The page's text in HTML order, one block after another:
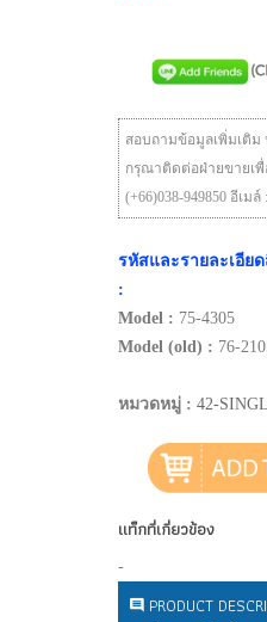
สอบถามข้อมูลเพิ่มเติ
กรุณาติดต่อฝ่ายขายเพื่
(+66)038-949850 อีเมล์
รหัสและรายละเอี
:
Model : 75-4305
Model (old) : 76-
หมวดหมู่ : 42-
แท็กที่เกี่ยวข้อง
-
PRODUCT